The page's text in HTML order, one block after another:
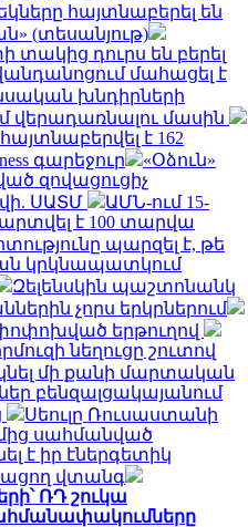
հայտնաբերել են
(տեսանյութ)
տակից դուրս են բերել
մահացել է
խնդիրների
վերադառնալու մասին
է 162
գարեջուր
«Օձուն»
զովացուցիչ
ՍԱՏՄ
ԱՄՆ-ում 15-
է 100 տարվա
պարզել է, թե
կրկնապատկում
Զելենսկին պաշտոնանկ
չորս երկրներում
փոփոխված երթուղով
նեղուցը շուտով
մի քանի մարտական
բենզալցակայանում
Սեուլը Ռուսաստանի
սահմանված
է իր էներգետիկ
վտանգ
ՌԴ շուկա